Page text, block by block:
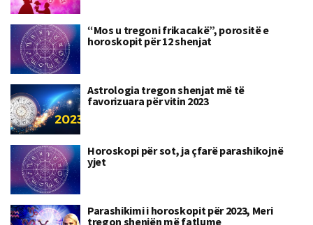
“Mos u tregoni frikacakë”, porositë e
horoskopit për 12 shenjat
Astrologia tregon shenjat më të
favorizuara për vitin 2023
Horoskopi për sot, ja çfarë parashikojnë
yjet
Parashikimi i horoskopit për 2023, Meri
tregon shenjën më fatlume